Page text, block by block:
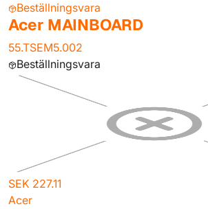
Beställningsvara
Acer MAINBOARD
55.TSEM5.002
Beställningsvara
SEK 227.11
Acer